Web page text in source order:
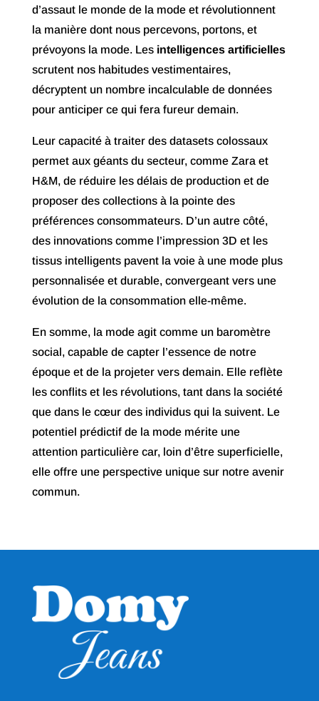
d’assaut le monde de la mode et révolutionnent
la manière dont nous percevons, portons, et
prévoyons la mode. Les intelligences artificielles
scrutent nos habitudes vestimentaires,
décryptent un nombre incalculable de données
pour anticiper ce qui fera fureur demain.
Leur capacité à traiter des datasets colossaux
permet aux géants du secteur, comme Zara et
H&M, de réduire les délais de production et de
proposer des collections à la pointe des
préférences consommateurs. D’un autre côté,
des innovations comme l’impression 3D et les
tissus intelligents pavent la voie à une mode plus
personnalisée et durable, convergeant vers une
évolution de la consommation elle-même.
En somme, la mode agit comme un baromètre
social, capable de capter l’essence de notre
époque et de la projeter vers demain. Elle reflète
les conflits et les révolutions, tant dans la société
que dans le cœur des individus qui la suivent. Le
potentiel prédictif de la mode mérite une
attention particulière car, loin d’être superficielle,
elle offre une perspective unique sur notre avenir
commun.